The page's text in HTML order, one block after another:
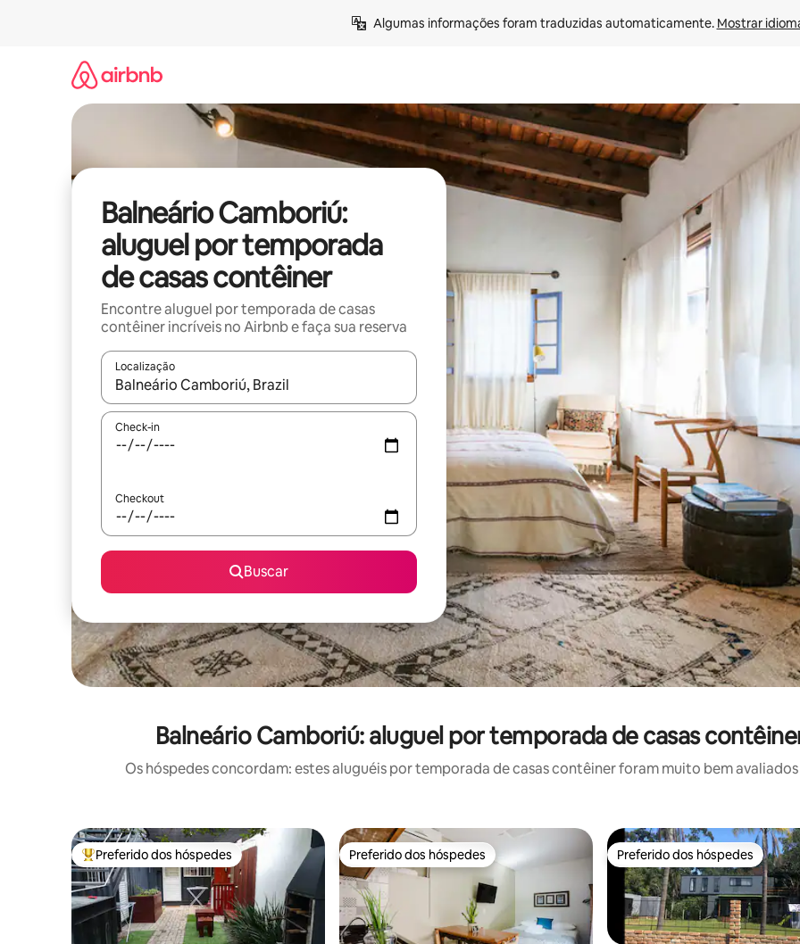
Algumas informações foram traduzidas automaticamente. Mostrar
Balneário Camboriú:
aluguel por temporada
de casas contêiner
Encontre aluguel por temporada de casas
contêiner incríveis no Airbnb e faça sua reserva
Localização
Quando os resultados estiverem disponíveis, explore-os usando as seta para cima e para baixo do teclado ou tocando
Check-in
Checkout
Buscar
Balneário Camboriú: aluguel por temporada de casas
Os hóspedes concordam: estes aluguéis por temporada de casas contêiner foram muito bem
Entre os melhores preferidos dos hóspedes
Preferido dos hóspedes Preferido dos hóspedes
Preferido dos hóspedes Preferido dos hóspedes
Preferido dos hóspedes